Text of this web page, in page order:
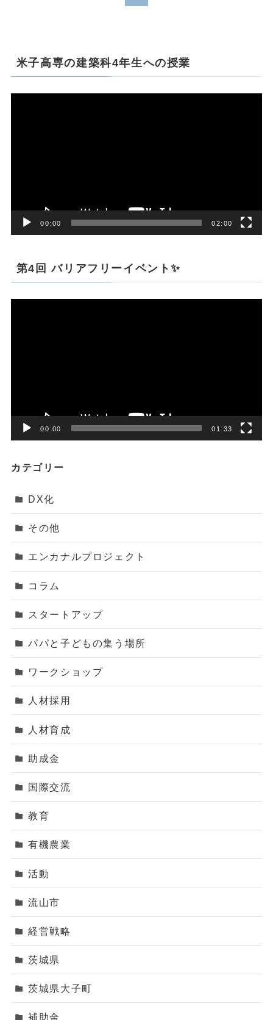
米子高専の建築科4年生への授業
00:00 02:00
第4回 バリアフリーイベント✨
00:00 01:33
カテゴリー
DX化
その他
エンカナルプロジェクト
コラム
スタートアップ
パパと子どもの集う場所
ワークショップ
人材採用
人材育成
助成金
国際交流
教育
有機農業
活動
流山市
経営戦略
茨城県
茨城県大子町
補助金